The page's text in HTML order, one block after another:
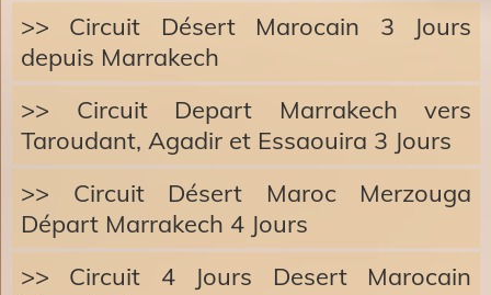
>> Circuit Désert Marocain 3 Jours
depuis Marrakech
>> Circuit Depart Marrakech vers
Taroudant, Agadir et Essaouira 3 Jours
>> Circuit Désert Maroc Merzouga
Départ Marrakech 4 Jours
>> Circuit 4 Jours Desert Marocain